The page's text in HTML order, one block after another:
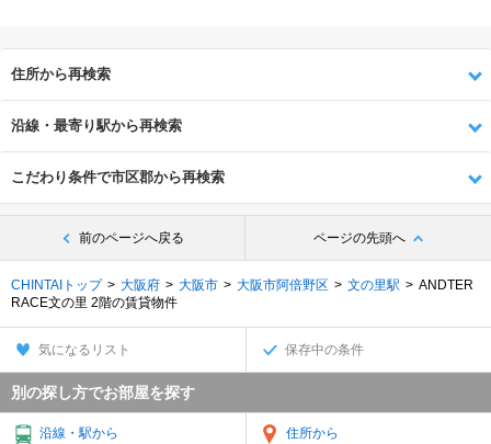
住所から再検索
沿線・最寄り駅から再検索
こだわり条件で市区郡から再検索
前のページへ戻る ページの先頭へ
CHINTAIトップ 大阪府 大阪市 大阪市阿倍野区 文の里駅
ANDTER
RACE文の里 2階の賃貸物件
気になるリスト 保存中の条件
別の探し方でお部屋を探す
沿線・駅から 住所から